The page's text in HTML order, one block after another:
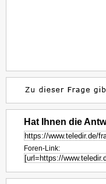
Hat Ihnen die
Foren-Link: